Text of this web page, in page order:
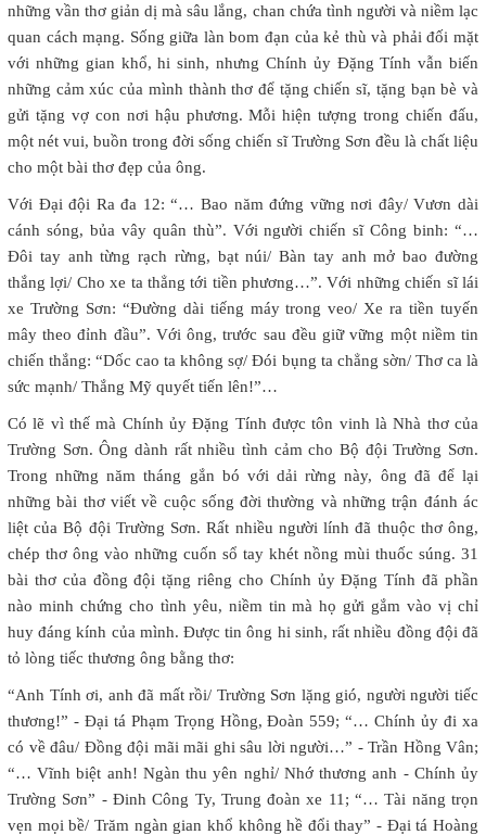
những vần thơ giản dị mà sâu lắng, chan chứa tình người và niềm lạc
quan cách mạng. Sống giữa làn bom đạn của kẻ thù và phải đối mặt
với những gian khổ, hi sinh, nhưng Chính ủy Đặng Tính vẫn biến
những cảm xúc của mình thành thơ để tặng chiến sĩ, tặng bạn bè và
gửi tặng vợ con nơi hậu phương. Mỗi hiện tượng trong chiến đấu,
một nét vui, buồn trong đời sống chiến sĩ Trường Sơn đều là chất liệu
cho một bài thơ đẹp của ông.
Với Đại đội Ra đa 12: “… Bao năm đứng vững nơi đây/ Vươn dài
cánh sóng, bủa vây quân thù”. Với người chiến sĩ Công binh: “…
Đôi tay anh từng rạch rừng, bạt núi/ Bàn tay anh mở bao đường
thắng lợi/ Cho xe ta thẳng tới tiền phương…”. Với những chiến sĩ lái
xe Trường Sơn: “Đường dài tiếng máy trong veo/ Xe ra tiền tuyến
mây theo đỉnh đầu”. Với ông, trước sau đều giữ vững một niềm tin
chiến thắng: “Dốc cao ta không sợ/ Đói bụng ta chẳng sờn/ Thơ ca là
sức mạnh/ Thắng Mỹ quyết tiến lên!”…
Có lẽ vì thế mà Chính ủy Đặng Tính được tôn vinh là Nhà thơ của
Trường Sơn. Ông dành rất nhiều tình cảm cho Bộ đội Trường Sơn.
Trong những năm tháng gắn bó với dải rừng này, ông đã để lại
những bài thơ viết về cuộc sống đời thường và những trận đánh ác
liệt của Bộ đội Trường Sơn. Rất nhiều người lính đã thuộc thơ ông,
chép thơ ông vào những cuốn sổ tay khét nồng mùi thuốc súng. 31
bài thơ của đồng đội tặng riêng cho Chính ủy Đặng Tính đã phần
nào minh chứng cho tình yêu, niềm tin mà họ gửi gắm vào vị chỉ
huy đáng kính của mình. Được tin ông hi sinh, rất nhiều đồng đội đã
tỏ lòng tiếc thương ông bằng thơ:
“Anh Tính ơi, anh đã mất rồi/ Trường Sơn lặng gió, người người tiếc
thương!” - Đại tá Phạm Trọng Hồng, Đoàn 559; “… Chính ủy đi xa
có về đâu/ Đồng đội mãi mãi ghi sâu lời người…” - Trần Hồng Vân;
“… Vĩnh biệt anh! Ngàn thu yên nghỉ/ Nhớ thương anh - Chính ủy
Trường Sơn” - Đinh Công Ty, Trung đoàn xe 11; “… Tài năng trọn
vẹn mọi bề/ Trăm ngàn gian khổ không hề đổi thay” - Đại tá Hoàng